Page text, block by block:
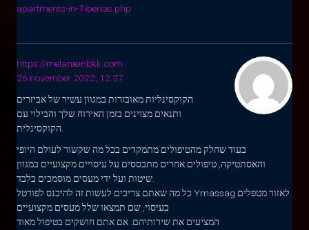
apartments-in-Tiberias.php
https://melanieinbkk.com
26 november 2022, 12:37
הקוקסינליות מאובזרות במגוון עשיר של אביזרים
ותנאים מצוינים בזמן האירוח שלך והבילוי עם
בעוד שחלק מהטיפולים מתמקדים בכל מה שקשור לעולם היופי
והאסתטיקה, טיפולים אחרים מתבססים על עיסויים מקצועיים במגוון
כל מה שאתם צריכים לעשות זה להיכנס לפורטל Ymassag לאזור מטפלים
בעיסוי, שם תמצאו שלל מעסים מקצועיים
המציעים את שירותיהם. אם אתם חושקים בטיפול מאוד